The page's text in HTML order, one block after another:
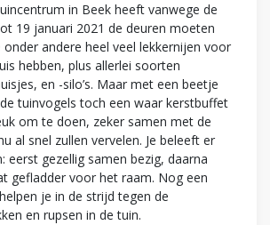
in Beek heeft vanwege de
19 januari 2021 de deuren moeten
andere heel veel lekkernijen voor
hebben, plus allerlei soorten
en -silo’s. Maar met een beetje
tuinvogels toch een waar kerstbuffet
om te doen, zeker samen met de
al snel zullen vervelen. Je beleeft er
eerst gezellig samen bezig, daarna
gefladder voor het raam. Nog een
je in de strijd tegen de
en rupsen in de tuin.